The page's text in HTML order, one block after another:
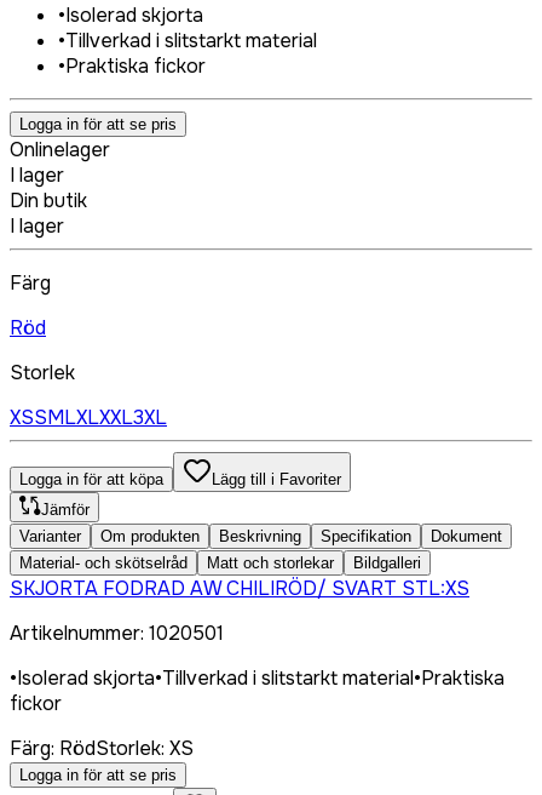
•Isolerad skjorta
•Tillverkad i slitstarkt material
•Praktiska fickor
Logga in för att se pris
Onlinelager
I lager
Din butik
I lager
Färg
Röd
Storlek
XSSMLXLXXL3XL
Logga in för att köpa
Lägg till i Favoriter
Jämför
Varianter
Om produkten Beskrivning Specifikation
Dokument
Material- och skötselråd
Matt och storlekar Bildgalleri
SKJORTA FODRAD AW CHILIRÖD/ SVART STL:XS
Artikelnummer: 1020501
•Isolerad skjorta•Tillverkad i slitstarkt material•Praktiska
fickor
Färg: RödStorlek: XS
Logga in för att se pris